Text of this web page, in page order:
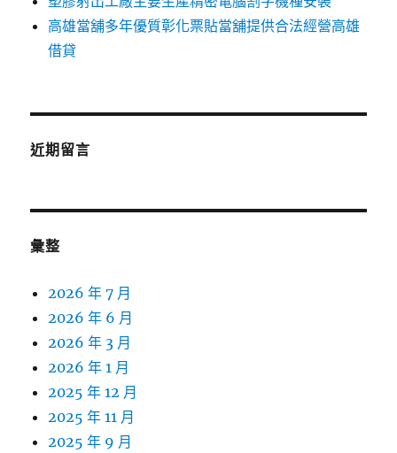
高雄當舖多年優質彰化票貼當舖提供合法經營高雄
借貸
近期留言
彙整
2026 年 7 月
2026 年 6 月
2026 年 3 月
2026 年 1 月
2025 年 12 月
2025 年 11 月
2025 年 9 月